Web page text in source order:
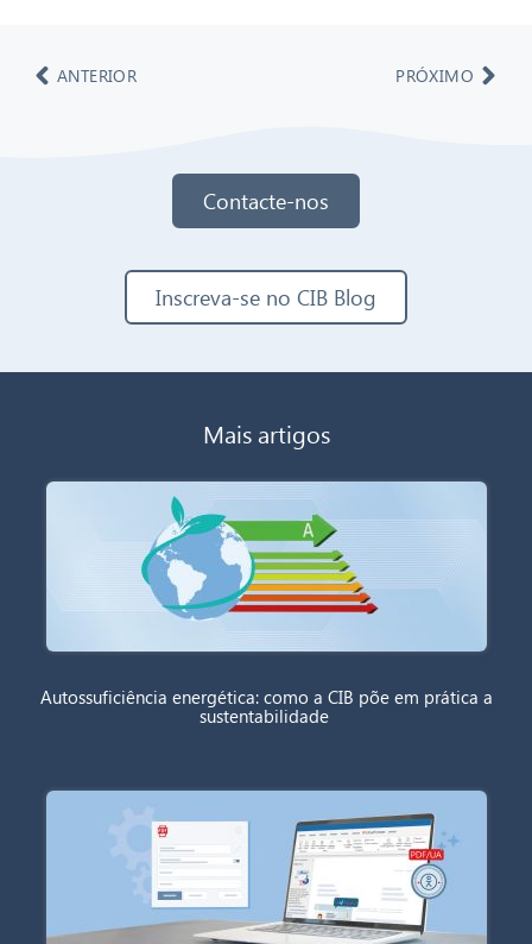
ANTERIOR PRÓXIMO
Contacte-nos
Inscreva-se no CIB Blog
Mais artigos
Autossuficiência energética: como a CIB põe em prática a
sustentabilidade